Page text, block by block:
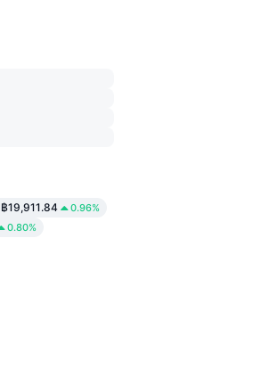
฿19,911.84 0.96%
0.80%